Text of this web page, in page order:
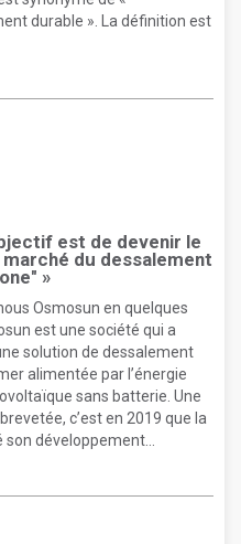
durable ». La définition est
est de devenir le
du dessalement
»
Osmosun en quelques
est une société qui a
solution de dessalement
alimentée par l’énergie
sans batterie. Une
c’est en 2019 que la
développement...